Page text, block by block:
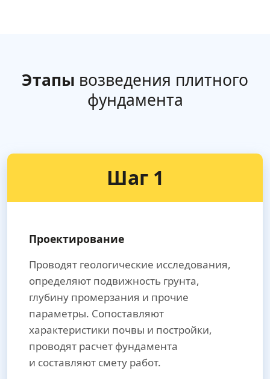
Этапы возведения плитного
фундамента
Шаг 1
Проектирование
Проводят геологические исследования,
определяют подвижность грунта,
глубину промерзания и прочие
параметры. Сопоставляют
характеристики почвы и постройки,
проводят расчет фундамента
и составляют смету работ.